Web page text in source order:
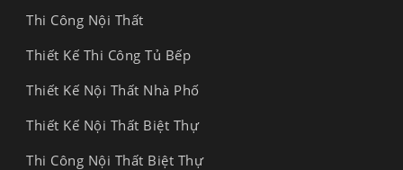
Thi Công Nội Thất
Thiết Kế Thi Công Tủ Bếp
Thiết Kế Nội Thất Nhà Phố
Thiết Kế Nội Thất Biệt Thự
Thi Công Nội Thất Biệt Thự